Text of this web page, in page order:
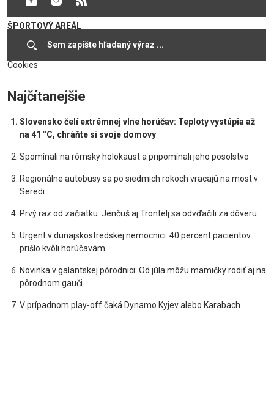
ŠPORTOVÝ AREÁL
05.10.2021
Cookies
Najčítanejšie
Slovensko čelí extrémnej vlne horúčav: Teploty vystúpia až
na 41 °C, chráňte si svoje domovy
Spomínali na rómsky holokaust a pripomínali jeho posolstvo
Regionálne autobusy sa po siedmich rokoch vracajú na most v
Seredi
Prvý raz od začiatku: Jenčuš aj Trontelj sa odvďačili za dôveru
Urgent v dunajskostredskej nemocnici: 40 percent pacientov
prišlo kvôli horúčavám
Novinka v galantskej pôrodnici: Od júla môžu mamičky rodiť aj na
pôrodnom gauči
V prípadnom play-off čaká Dynamo Kyjev alebo Karabach